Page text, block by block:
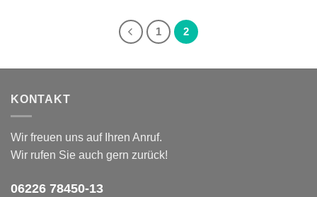
1 2
KONTAKT
Wir freuen uns auf Ihren Anruf.
Wir rufen Sie auch gern zurück!
06226 78450-13